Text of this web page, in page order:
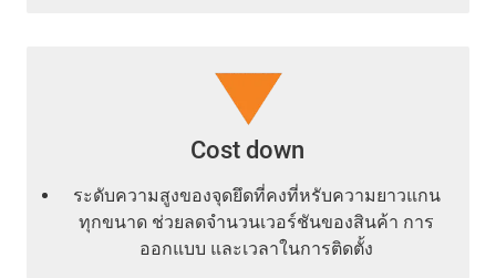
Cost down
ระดับความสูงของจุดยึดที่คงที่หรับความยาวแกน
ทุกขนาด ช่วยลดจำนวนเวอร์ชันของสินค้า การ
ออกแบบ และเวลาในการติดตั้ง